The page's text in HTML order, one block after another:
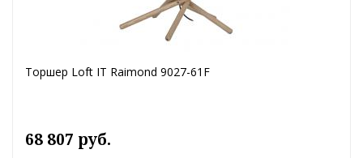
Торшер Loft IT Raimond 9027-61F
68 807 руб.